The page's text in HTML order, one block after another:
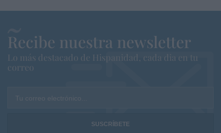
Recibe nuestra newsletter
Lo más destacado de Hispanidad, cada dia en tu
correo
Tu correo electrónico...